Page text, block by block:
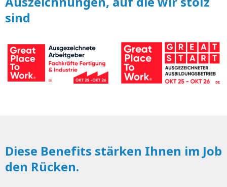
sind
Diese Benefits stärken Ihnen im Job
den Rücken.